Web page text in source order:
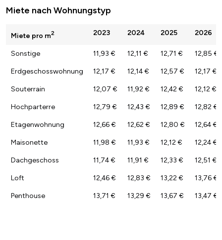
Miete nach Wohnungstyp
Miete pro m2 2023 2024 2025 2026
Sonstige 11,93 € 12,11 € 12,71 € 12,85 €
Erdgeschosswohnung 12,17 € 12,14 € 12,57 € 12,17 €
Souterrain 12,07 € 11,92 € 12,42 € 12,12 €
Hochparterre 12,79 € 12,43 € 12,89 € 12,82 €
Etagenwohnung 12,66 € 12,62 € 12,80 € 12,64 €
Maisonette 11,98 € 11,93 € 12,12 € 12,24 €
Dachgeschoss 11,74 € 11,91 € 12,33 € 12,51 €
Loft 12,46 € 12,83 € 13,22 € 13,76 €
Penthouse 13,71 € 13,29 € 13,67 € 13,47 €